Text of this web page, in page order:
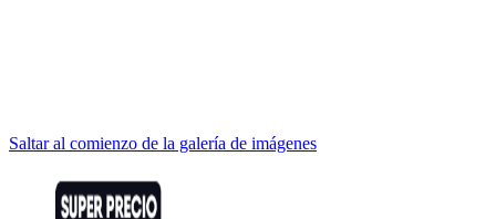
Saltar al comienzo de la galería de imágenes